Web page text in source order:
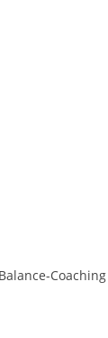
Coaching